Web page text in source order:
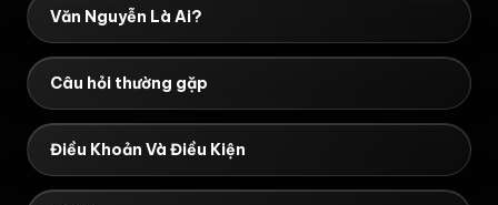
Văn Nguyễn Là Ai?
Câu hỏi thường gặp
Điều Khoản Và Điều Kiện